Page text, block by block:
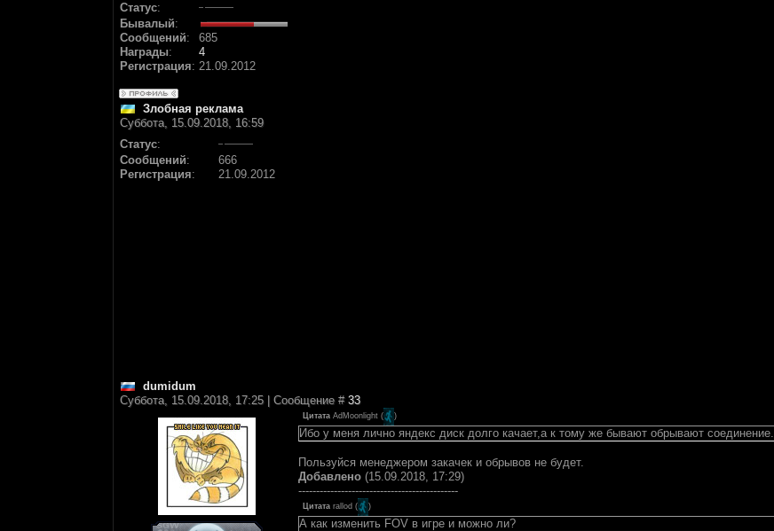
Статус:
Бывалый:
Сообщений:
685
Награды:
4
Регистрация: 21.09.2012
Злобная реклама
Суббота, 15.09.2018, 16:59
Статус:
Сообщений:
666
Регистрация: 21.09.2012
dumidum
Суббота, 15.09.2018, 17:25 | Сообщение # 33
Цитата AdMoonlight ( )
Ибо у меня лично яндекс диск долго качает,а к тому же бывают обрывают соединение.
Пользуйся менеджером закачек и обрывов не будет.
Добавлено (15.09.2018, 17:29)
---------------------------------------------
Цитата rallod ( )
А как изменить FOV в игре и можно ли?